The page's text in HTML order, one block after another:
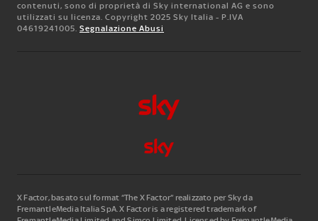
contenuti, sono di proprietà di Sky international AG e sono
utilizzati su licenza. Copyright 2025 Sky Italia - P.IVA
04619241005. Segnalazione Abusi
X Factor, basato sul format “The X Factor” realizzato per Sky da
FremantleMedia Italia SpA.X Factor is a registered trademark of